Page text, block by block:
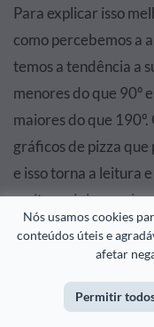
Nós usamos cookies
conteúdos úteis e
afetar
Permitir
Para explicar isso
como percebemos a
temos a tendência a
menores do que 90º
maiores do que
gráficos de pizza
e isso torna a leitura
muito mais imprecisa.
Não use um
apresentar
ou alterações de